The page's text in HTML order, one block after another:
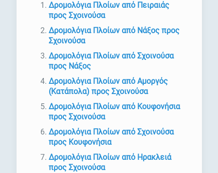
Δρομολόγια Πλοίων από Πειραιάς
προς Σχοινούσα
Δρομολόγια Πλοίων από Νάξος προς
Σχοινούσα
Δρομολόγια Πλοίων από Σχοινούσα
προς Νάξος
Δρομολόγια Πλοίων από Αμοργός
(Κατάπολα) προς Σχοινούσα
Δρομολόγια Πλοίων από Κουφονήσια
προς Σχοινούσα
Δρομολόγια Πλοίων από Σχοινούσα
προς Κουφονήσια
Δρομολόγια Πλοίων από Ηρακλειά
προς Σχοινούσα